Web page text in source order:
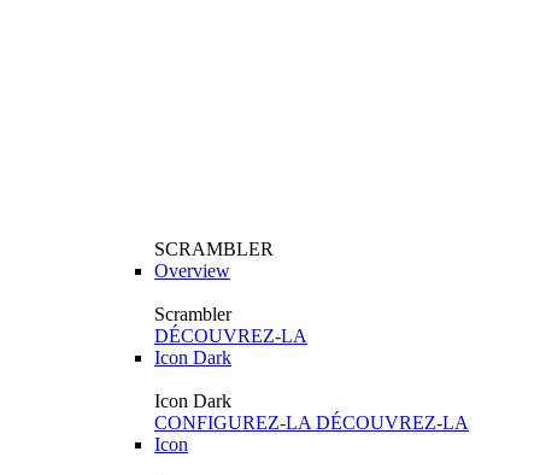
SCRAMBLER
Overview
Scrambler
DÉCOUVREZ-LA
Icon Dark
Icon Dark
CONFIGUREZ-LA DÉCOUVREZ-LA
Icon